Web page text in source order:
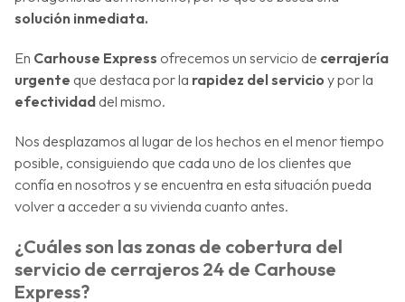
solución inmediata.
En Carhouse Express ofrecemos un servicio de cerrajería
urgente que destaca por la rapidez del servicio y por la
efectividad del mismo.
Nos desplazamos al lugar de los hechos en el menor tiempo
posible, consiguiendo que cada uno de los clientes que
confía en nosotros y se encuentra en esta situación pueda
volver a acceder a su vivienda cuanto antes.
¿Cuáles son las zonas de cobertura del
servicio de cerrajeros 24 de Carhouse
Express?